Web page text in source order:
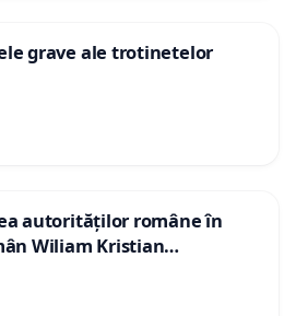
grave ale trotinetelor
autorităților române în
Wiliam Kristian
în Danemarca de